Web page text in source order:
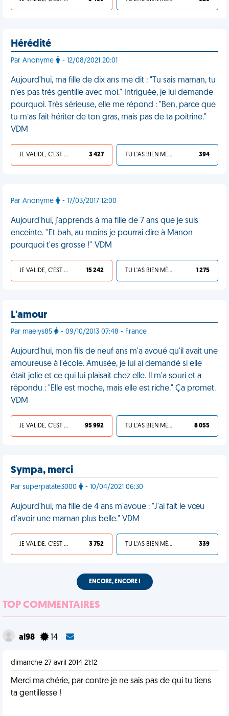
Hérédité
Par Anonyme - 12/08/2021 20:01
Aujourd'hui, ma fille de dix ans me dit : "Tu sais maman, tu
n’es pas très gentille avec moi." Intriguée, je lui demande
pourquoi. Très sérieuse, elle me répond : "Ben, parce que
tu m’as fait hériter de ton gras, mais pas de ta poitrine."
VDM
JE VALIDE, C'EST UNE VDM 3 427 TU L'AS BIEN MÉRITÉ 394
Par Anonyme - 17/03/2017 12:00
Aujourd'hui, j'apprends à ma fille de 7 ans que je suis
enceinte. ''Et bah, au moins je pourrai dire à Manon
pourquoi t'es grosse !'' VDM
JE VALIDE, C'EST UNE VDM 15 242 TU L'AS BIEN MÉRITÉ 1 275
L'amour
Par maelys85 - 09/10/2013 07:48 - France
Aujourd'hui, mon fils de neuf ans m'a avoué qu'il avait une
amoureuse à l'école. Amusée, je lui ai demandé si elle
était jolie et ce qui lui plaisait chez elle. Il m'a souri et a
répondu : "Elle est moche, mais elle est riche." Ça promet.
VDM
JE VALIDE, C'EST UNE VDM 95 992 TU L'AS BIEN MÉRITÉ 8 055
Sympa, merci
Par superpatate3000 - 10/04/2021 06:30
Aujourd'hui, ma fille de 4 ans m'avoue : "J'ai fait le vœu
d'avoir une maman plus belle." VDM
JE VALIDE, C'EST UNE VDM 3 752 TU L'AS BIEN MÉRITÉ 339
ENCORE, ENCORE !
TOP COMMENTAIRES
al98 14
dimanche 27 avril 2014 21:12
Merci ma chérie, par contre je ne sais pas de qui tu tiens
ta gentillesse !